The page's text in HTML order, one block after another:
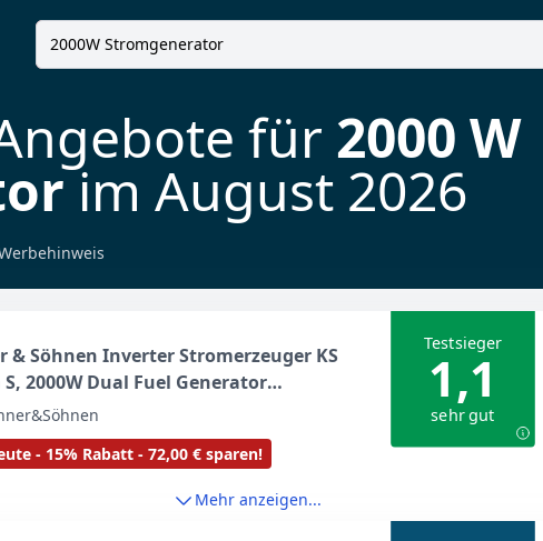
für 2000 W
im August 2026
& Söhnen Inverter Stromerzeuger KS
S, 2000W Dual Fuel Generator
Notstromaggregat Leise, 17kg
Reine Sinuswelle, Eco-Mode, USB,
- 15% Rabatt - 72,00 € sparen!
Testsieger
1,1
sehr gut
Mehr anzeigen...